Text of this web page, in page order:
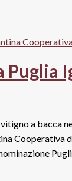
Puglia
a bacca
Cooperativa